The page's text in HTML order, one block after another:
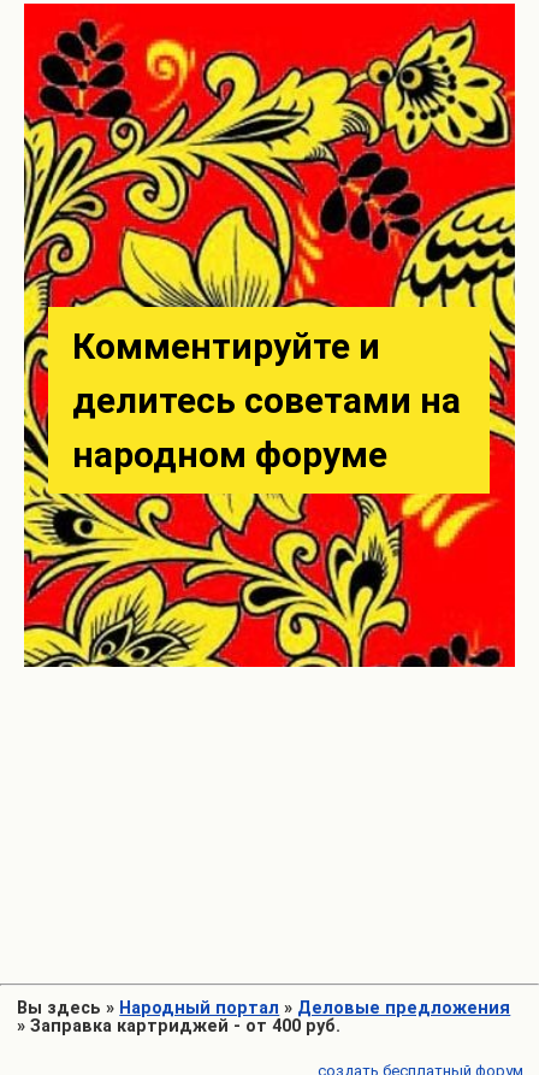
Вы здесь » Народный портал » Деловые предложения
»Заправка картриджей - от 400 руб.
создать бесплатный форум